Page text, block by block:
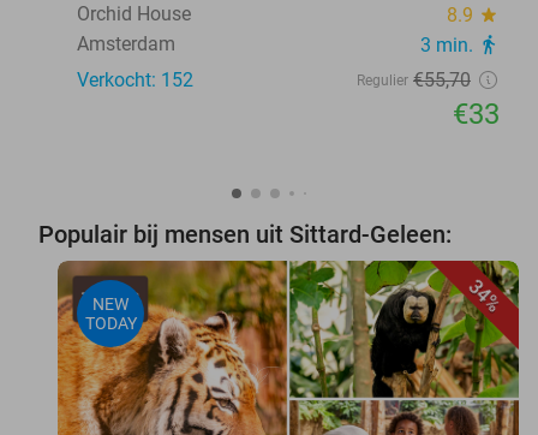
Orchid House
8.9 star
Amsterdam 3 min. directions_walk
Verkocht: 152 Regulier €55,70
€33
Populair bij mensen uit Sittard-Geleen:
34%
NEW
TODAY